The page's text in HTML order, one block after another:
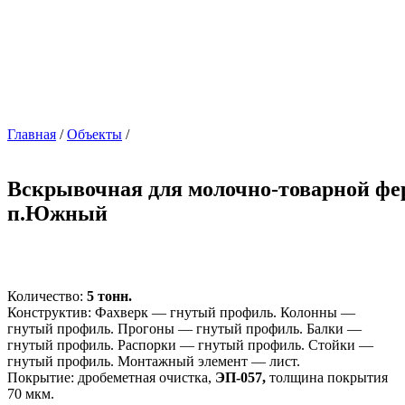
Главная /Объекты /
Вскрывочная для молочно-товарной
п.Южный
Количество: 5 тонн.
Конструктив: Фахверк — гнутый профиль. Колонны —
гнутый профиль. Прогоны — гнутый профиль. Балки —
гнутый профиль. Распорки — гнутый профиль. Стойки —
гнутый профиль. Монтажный элемент — лист.
Покрытие: дробеметная очистка, ЭП-057, толщина покрытия
70 мкм.